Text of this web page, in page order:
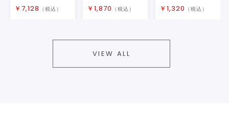
￥ 7,128 （税込） ￥ 1,870 （税込） ￥ 1,320 （税込）
VIEW ALL